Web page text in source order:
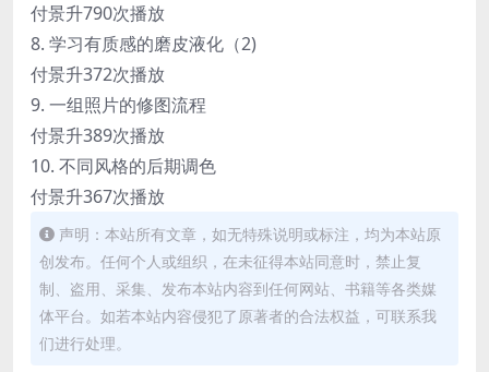
付景升790次播放
8. 学习有质感的磨皮液化（2)
付景升372次播放
9. 一组照片的修图流程
付景升389次播放
10. 不同风格的后期调色
付景升367次播放
声明：本站所有文章，如无特殊说明或标注，均为本站原
创发布。任何个人或组织，在未征得本站同意时，禁止复
制、盗用、采集、发布本站内容到任何网站、书籍等各类媒
体平台。如若本站内容侵犯了原著者的合法权益，可联系我
们进行处理。